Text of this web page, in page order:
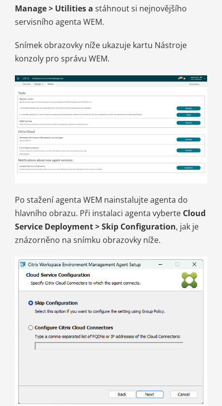
Manage > Utilities a stáhnout si nejnovějšího
servisního agenta WEM.
Snímek obrazovky níže ukazuje kartu Nástroje
konzoly pro správu WEM.
Po stažení agenta WEM nainstalujte agenta do
hlavního obrazu. Při instalaci agenta vyberte Cloud
Service Deployment > Skip Configuration, jak je
znázorněno na snímku obrazovky níže.